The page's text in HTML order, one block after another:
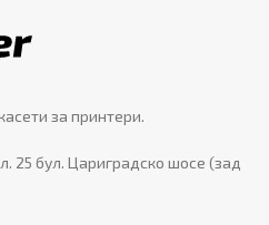
за принтери.
25 бул. Цариградско шосе (зад